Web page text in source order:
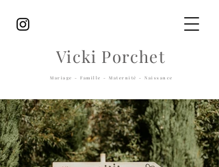
Vicki Porchet
Mariage - Famille - Maternité - Naissance